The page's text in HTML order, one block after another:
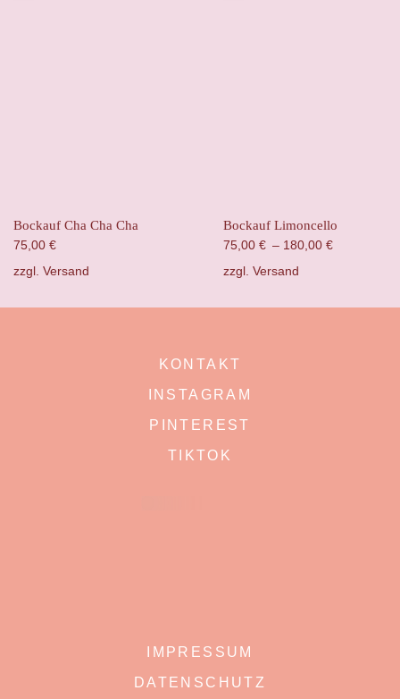
Bockauf Cha Cha Cha
75,00 €
zzgl. Versand
Bockauf Limoncello
75,00 € – 180,00 €
zzgl. Versand
KONTAKT
INSTAGRAM
PINTEREST
TIKTOK
IMPRESSUM
DATENSCHUTZ